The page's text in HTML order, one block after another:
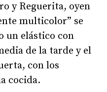
y Reguerita, oyen
multicolor” se
un elástico con
de la tarde y el
con los
cocida.